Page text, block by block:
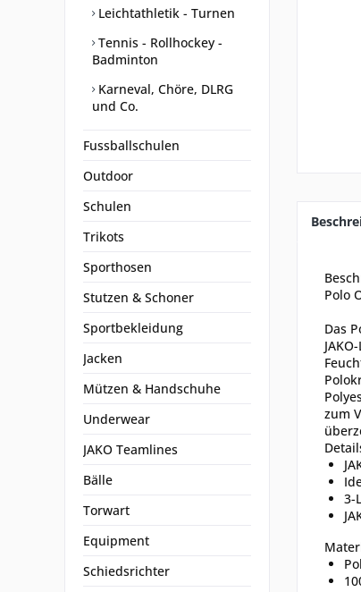
Leichtathletik - Turnen
Tennis - Rollhockey -
Badminton
Karneval, Chöre, DLRG
und Co.
Fussballschulen
Outdoor
Schulen
Trikots
Sporthosen
Stutzen & Schoner
Sportbekleidung
Jacken
Mützen & Handschuhe
Underwear
JAKO Teamlines
Bälle
Torwart
Equipment
Schiedsrichter
Polo
Das
zum
3-